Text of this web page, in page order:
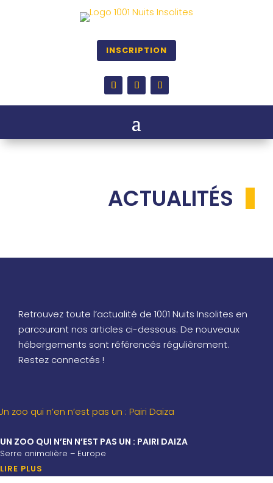
INSCRIPTION
ACTUALITÉS
Retrouvez toute l’actualité de 1001 Nuits Insolites en
parcourant nos articles ci-dessous. De nouveaux
hébergements sont référencés régulièrement.
Restez connectés !
UN ZOO QUI N’EN N’EST PAS UN : PAIRI DAIZA
Serre animalière – Europe
LIRE PLUS